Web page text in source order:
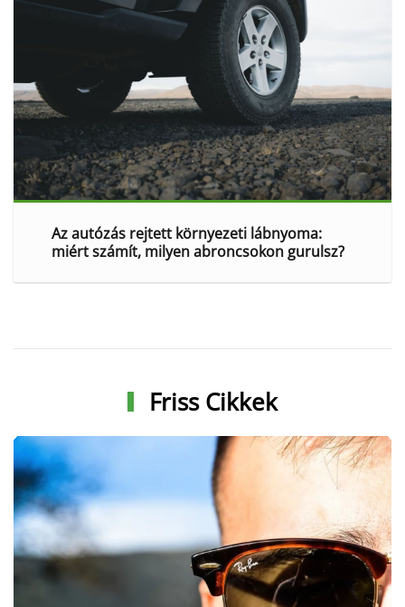
Az autózás rejtett környezeti lábnyoma:
miért számít, milyen abroncsokon gurulsz?
Friss Cikkek